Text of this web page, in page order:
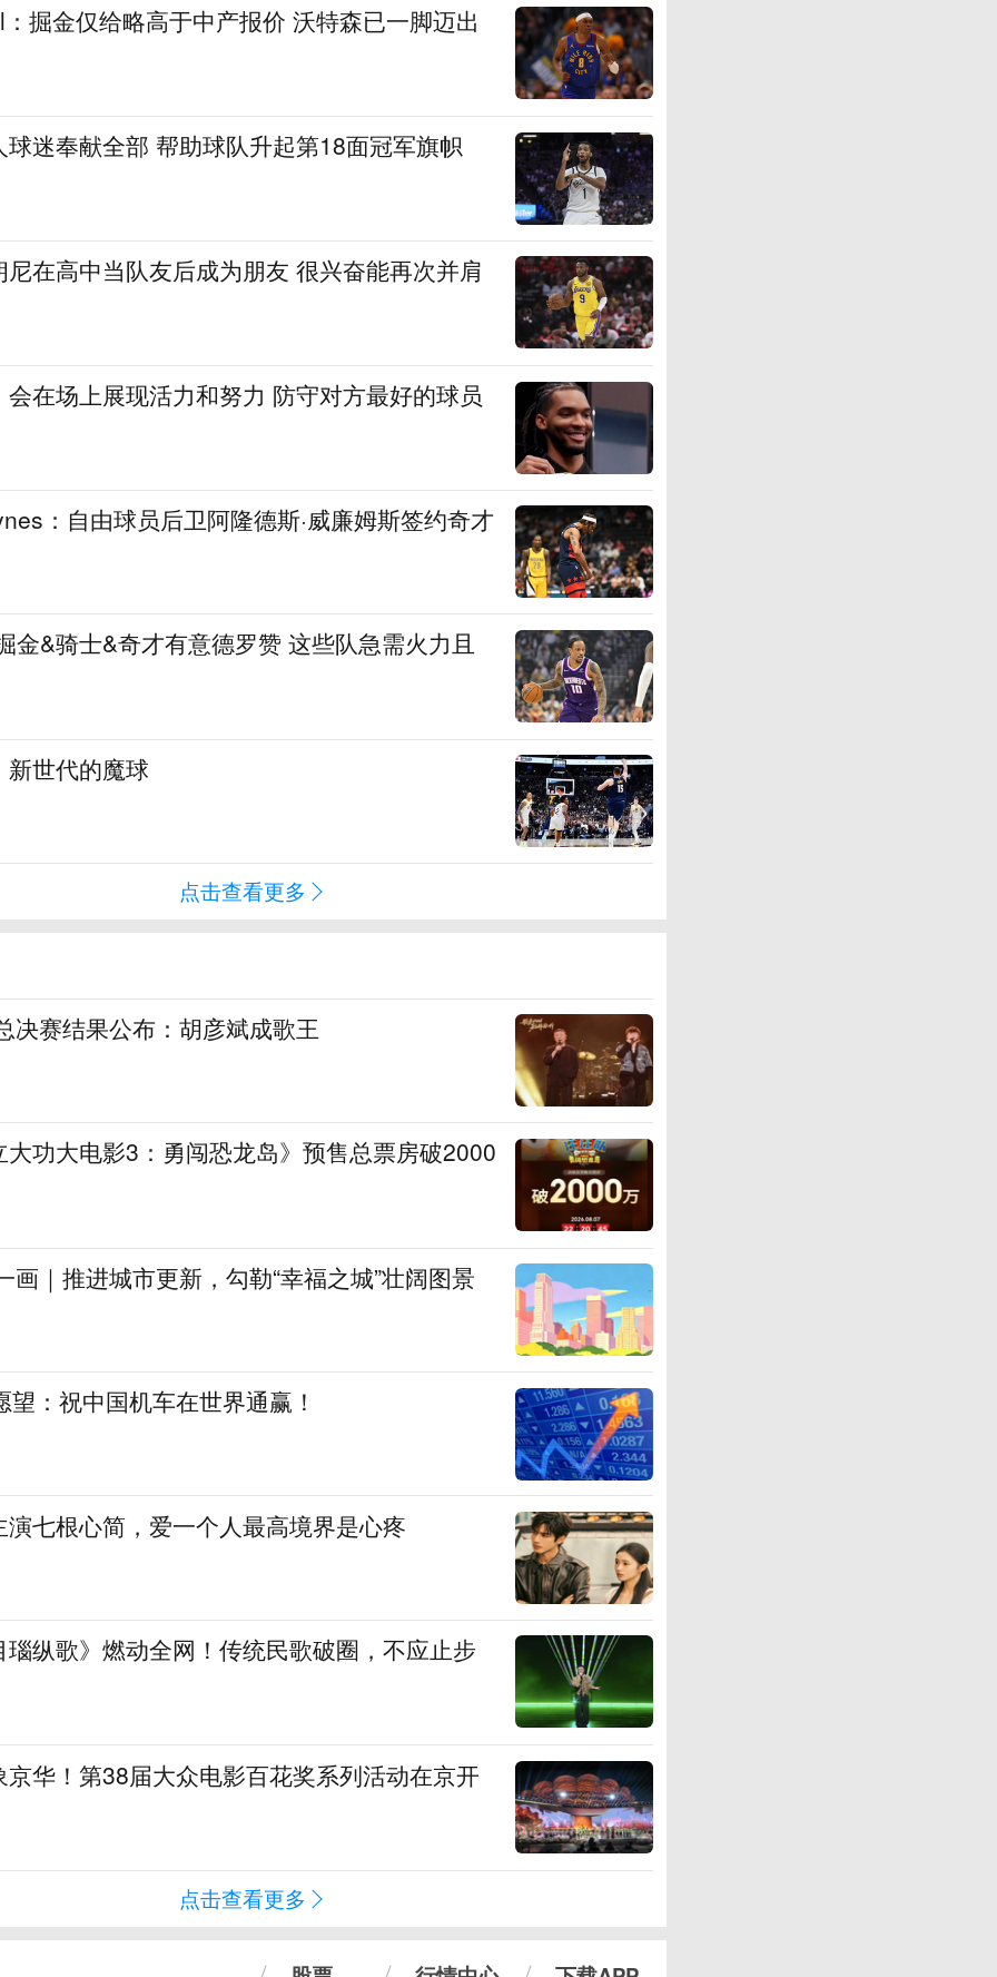
掘金仅给略高于中产报价 沃特森已一脚迈出
迷奉献全部 帮助球队升起第18面冠军旗帜
在高中当队友后成为朋友 很兴奋能再次并肩
在场上展现活力和努力 防守对方最好的球员
：自由球员后卫阿隆德斯·威廉姆斯签约奇才
金&骑士&奇才有意德罗赞 这些队急需火力且
世代的魔球
点击查看更多
决赛结果公布：胡彦斌成歌王
功大电影3：勇闯恐龙岛》预售总票房破2000
画｜推进城市更新，勾勒“幸福之城”壮阔图景
：祝中国机车在世界通赢！
七根心简，爱一个人最高境界是心疼
纵歌》燃动全网！传统民歌破圈，不应止步
华！第38届大众电影百花奖系列活动在京开
点击查看更多